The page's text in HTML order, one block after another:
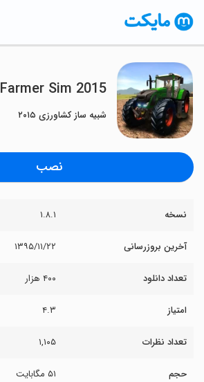
Farmer Sim 2015
شبیه ساز کشاورزی ۲۰۱۵
نصب
نسخه ۱.۸.۱
آخرین بروزرسانی ۱۳۹۵/۱۱/۲۲
تعداد دانلود ۴۰۰ هزار
امتیاز ۴.۳
تعداد نظرات ۱,۱۰۵
حجم ۵۱ مگابایت